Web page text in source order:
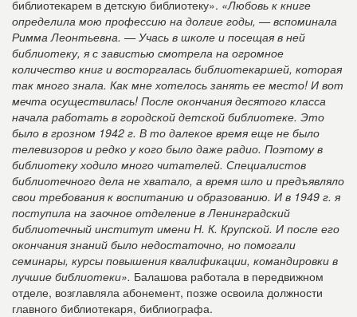
библиотекарем в детскую библиотеку». «Любовь к книге
определила мою профессию на долгие годы, — вспоминала
Римма Леонтьевна. — Учась в школе и посещая в ней
библиотеку, я с завистью смотрела на огромное
количество книг и восторгалась библиотекаршей, которая
так много знала. Как мне хотелось занять ее место! И вот
мечта осуществилась! После окончания десятого класса
начала работать в городской детской библиотеке. Это
было в грозном 1942 г. В то далекое время еще не было
телевизоров и редко у кого было даже радио. Поэтому в
библиотеку ходило много читателей. Специалистов
библиотечного дела не хватало, а время шло и предъявляло
свои требования к воспитанию и образованию. И в 1949 г. я
поступила на заочное отделение в Ленинградский
библиотечный институт имени Н. К. Крупской. И после его
окончания знаний было недостаточно, но помогали
семинары, курсы повышения квалификации, командировки в
лучшие библиотеки». Балашова работала в передвижном
отделе, возглавляла абонемент, позже освоила должности
главного библиотекаря, библиографа.